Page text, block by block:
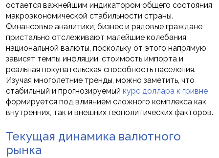
остается важнейшим индикатором общего состояния
макроэкономической стабильности страны.
Финансовые аналитики, бизнес и рядовые граждане
пристально отслеживают малейшие колебания
национальной валюты, поскольку от этого напрямую
зависят темпы инфляции, стоимость импорта и
реальная покупательская способность населения.
Изучая многолетние тренды, можно заметить, что
стабильный и прогнозируемый курс доллара к гривне
формируется под влиянием сложного комплекса как
внутренних, так и внешних геополитических факторов.
Текущая динамика валютного
рынка